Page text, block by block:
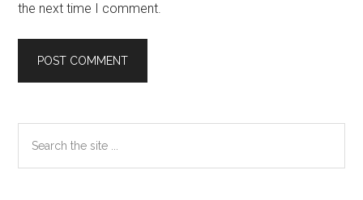
the next time I comment.
Primary
Sidebar
the